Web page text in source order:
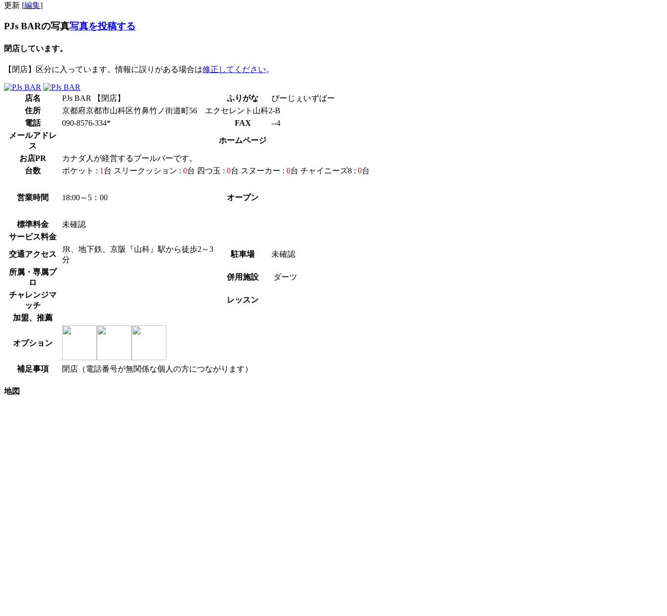
更新 [編集]
PJs BARの写真写真を投稿する
閉店しています。
【閉店】区分に入っています。情報に誤りがある場合は修正してください。
店名 PJs BAR 【閉店】 ふりがな
ぴーじぇいずばー
住所
京都府京都市山科区竹鼻竹ノ街道町56 エクセレント山科2-B
電話
090-8576-334* FAX
--4
メールアドレ
ス
ホームページ
お店PR
カナダ人が経営するプールバーです。
台数
ポケット : 1 台 スリークッション : 0台 四つ玉 : 0台 スヌーカー : 0台 チャイニーズ8 : 0台
営業時間 18:00～5：00 オープン
標準料金
未確認
サービス料金
交通アクセス
JR、地下鉄、京阪『山科』駅から徒歩2～3
分
駐車場 未確認
所属・専属プ
ロ
併用施設 ダーツ
チャレンジマ
ッチ
レッスン
加盟、推薦
オプション
補足事項 閉店（電話番号が無関係な個人の方につながります）
地図